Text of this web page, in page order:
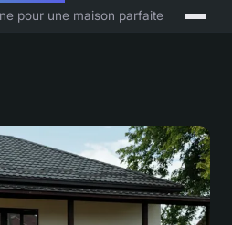
pour une maison parfaite